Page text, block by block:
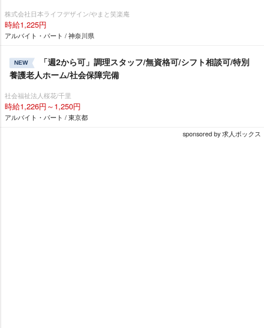
株式会社日本ライフデザイン/やまと笑楽庵
時給1,225円
アルバイト・パート / 神奈川県
NEW
「週2から可」調理スタッフ/無資格可/シフト相談可/特別
養護老人ホーム/社会保障完備
社会福祉法人桜花/千里
時給1,226円～1,250円
アルバイト・パート / 東京都
sponsored by 求人ボックス